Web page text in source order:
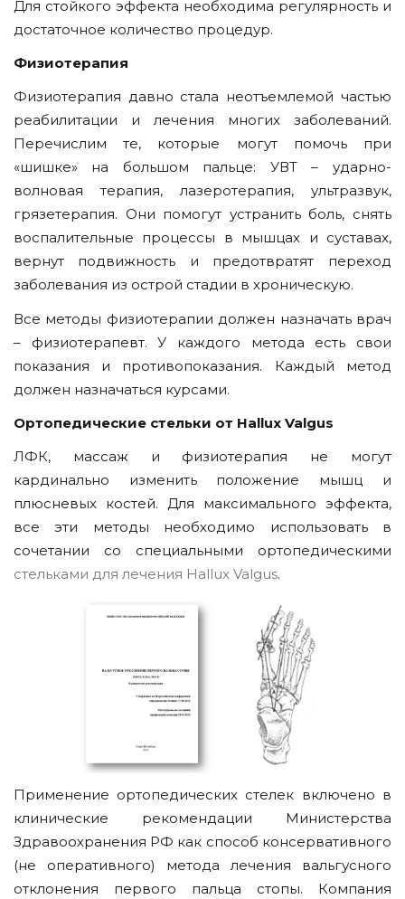
Для стойкого эффекта необходима регулярность и
достаточное количество процедур.
Физиотерапия
Физиотерапия давно стала неотъемлемой частью
реабилитации и лечения многих заболеваний.
Перечислим те, которые могут помочь при
«шишке» на большом пальце: УВТ – ударно-
волновая терапия, лазеротерапия, ультразвук,
грязетерапия. Они помогут устранить боль, снять
воспалительные процессы в мышцах и суставах,
вернут подвижность и предотвратят переход
заболевания из острой стадии в хроническую.
Все методы физиотерапии должен назначать врач
– физиотерапевт. У каждого метода есть свои
показания и противопоказания. Каждый метод
должен назначаться курсами.
Ортопедические стельки от Hallux Valgus
ЛФК, массаж и физиотерапия не могут
кардинально изменить положение мышц и
плюсневых костей. Для максимального эффекта,
все эти методы необходимо использовать в
сочетании со специальными ортопедическими
стельками для лечения Hallux Valgus.
Применение ортопедических стелек включено в
клинические рекомендации Министерства
Здравоохранения РФ как способ консервативного
(не оперативного) метода лечения вальгусного
отклонения первого пальца стопы. Компания